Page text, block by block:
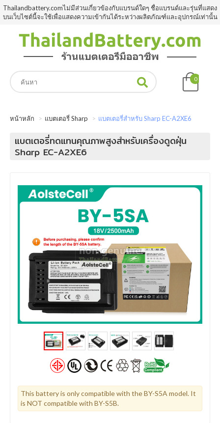
Thailandbattery.comไม่มีส่วนเกี่ยวข้องกับแบรนด์ใดๆ ชื่อแบรนด์และรุ่นที่แสดง
บนเว็บไซต์นี้จะใช้เพื่อแสดงความเข้ากันได้ระหว่างผลิตภัณฑ์และอุปกรณ์เท่านั้น
0
หน้าหลัก แบตเตอรี่ Sharp แบตเตอรี่สำหรับ Sharp EC-A2XE6
แบตเตอรี่ทดแทนคุณภาพสูงสำหรับเครื่องดูดฝุ่น
Sharp EC-A2XE6
This battery is only compatible with the BY-S5A model. It
is NOT compatible with BY-S5B.